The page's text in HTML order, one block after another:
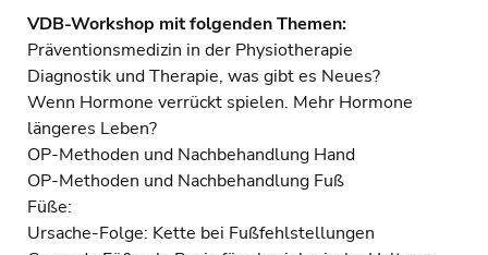
VDB-Workshop mit folgenden Themen:
Präventionsmedizin in der Physiotherapie
Diagnostik und Therapie, was gibt es Neues?
Wenn Hormone verrückt spielen. Mehr Hormone
längeres Leben?
OP-Methoden und Nachbehandlung Hand
OP-Methoden und Nachbehandlung Fuß
Füße:
Ursache-Folge: Kette bei Fußfehlstellungen